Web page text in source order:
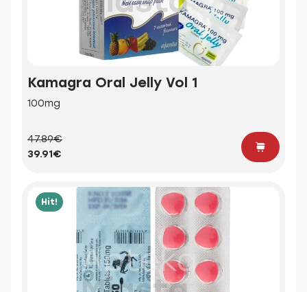
Kamagra Oral Jelly Vol 1
100mg
47.89€
39.91€
Hit!